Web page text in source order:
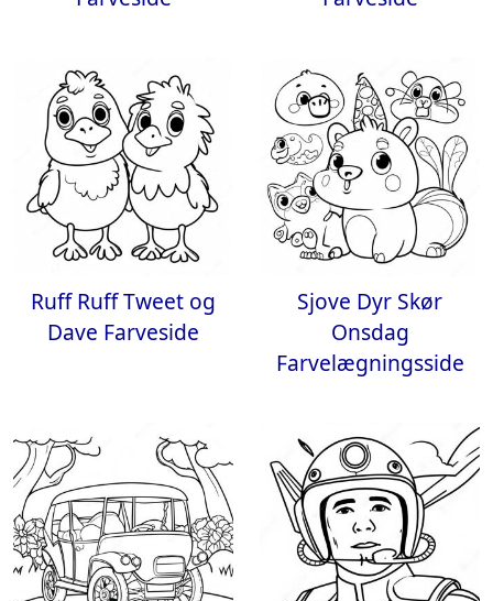
Ruff Ruff Tweet og
Dave Farveside
Sjove Dyr Skør
Onsdag
Farvelægningsside